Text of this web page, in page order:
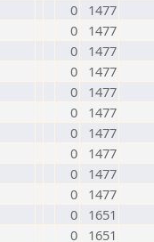
0
1477
0
1477
0
1477
0
1477
0
1477
0
1477
0
1477
0
1477
0
1477
0
1477
0
1651
0
1651